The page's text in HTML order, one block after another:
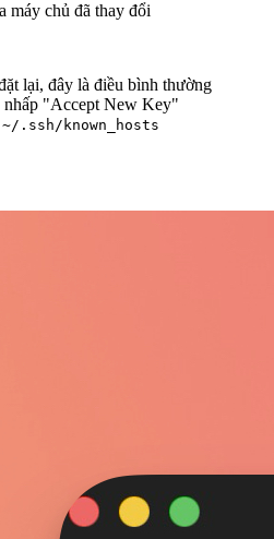
máy chủ đã thay đổi
lại, đây là điều bình thường
nhấp "Accept New Key"
~/.ssh/known_hosts